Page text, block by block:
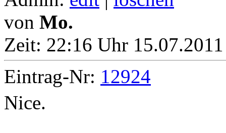
von Mo.
Zeit: 22:16 Uhr
Eintrag-Nr: 12924
Nice.